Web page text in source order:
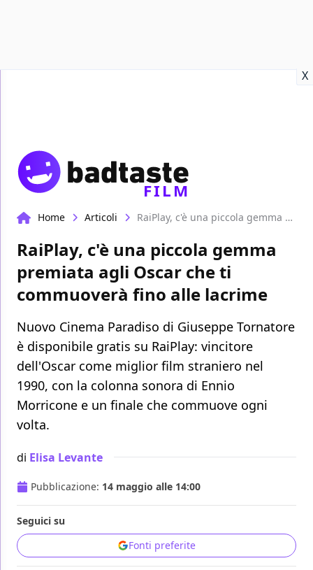
X
FILM
Home Articoli RaiPlay, c'è una piccola gemma premiata agli Oscar che ti commuoverà fino alle lacrime
RaiPlay, c'è una piccola gemma
premiata agli Oscar che ti
commuoverà fino alle lacrime
Nuovo Cinema Paradiso di Giuseppe Tornatore
è disponibile gratis su RaiPlay: vincitore
dell'Oscar come miglior film straniero nel
1990, con la colonna sonora di Ennio
Morricone e un finale che commuove ogni
volta.
di Elisa Levante
Pubblicazione: 14 maggio alle 14:00
Seguici su
Fonti preferite